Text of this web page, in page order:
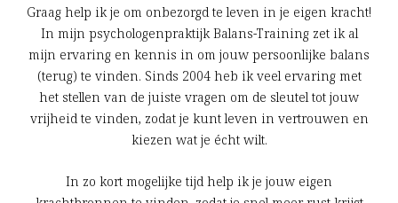
Graag help ik je om onbezorgd te leven in je eigen kracht!
In mijn psychologenpraktijk Balans-Training zet ik al
mijn ervaring en kennis in om jouw persoonlijke balans
(terug) te vinden. Sinds 2004 heb ik veel ervaring met
het stellen van de juiste vragen om de sleutel tot jouw
vrijheid te vinden, zodat je kunt leven in vertrouwen en
kiezen wat je écht wilt.
In zo kort mogelijke tijd help ik je jouw eigen